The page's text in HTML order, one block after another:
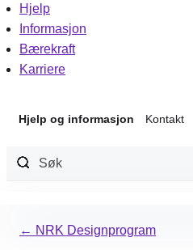
Hjelp
Informasjon
Bærekraft
Karriere
Hjelp og informasjon Kontakt
innhold
← NRK Designprogram